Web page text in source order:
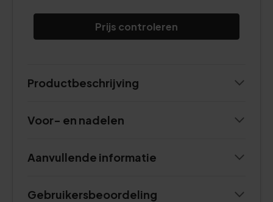
Prijs controleren
Productbeschrijving
Voor- en nadelen
Aanvullende informatie
Gebruikersbeoordeling